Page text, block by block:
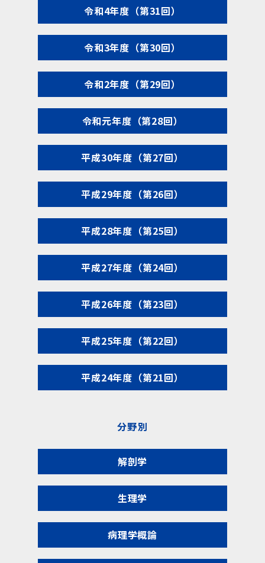
令和4年度（第31回）
令和3年度（第30回）
令和2年度（第29回）
令和元年度（第28回）
平成30年度（第27回）
平成29年度（第26回）
平成28年度（第25回）
平成27年度（第24回）
平成26年度（第23回）
平成25年度（第22回）
平成24年度（第21回）
分野別
解剖学
生理学
病理学概論